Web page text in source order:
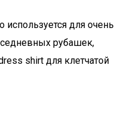
используется для очень
рубашек,
shirt для клетчатой